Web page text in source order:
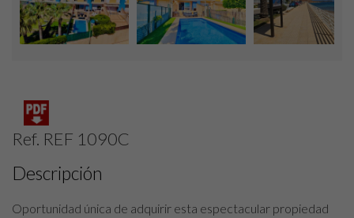
Ref. REF 1090C
Descripción
Oportunidad única de adquirir esta espectacular propiedad